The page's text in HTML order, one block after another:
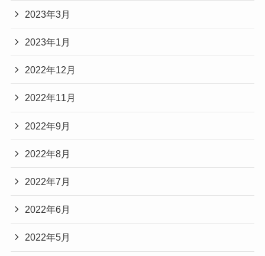
2023年3月
2023年1月
2022年12月
2022年11月
2022年9月
2022年8月
2022年7月
2022年6月
2022年5月